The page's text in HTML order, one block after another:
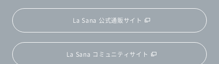
La Sana 公式通販サイト
La Sana コミュニティサイト